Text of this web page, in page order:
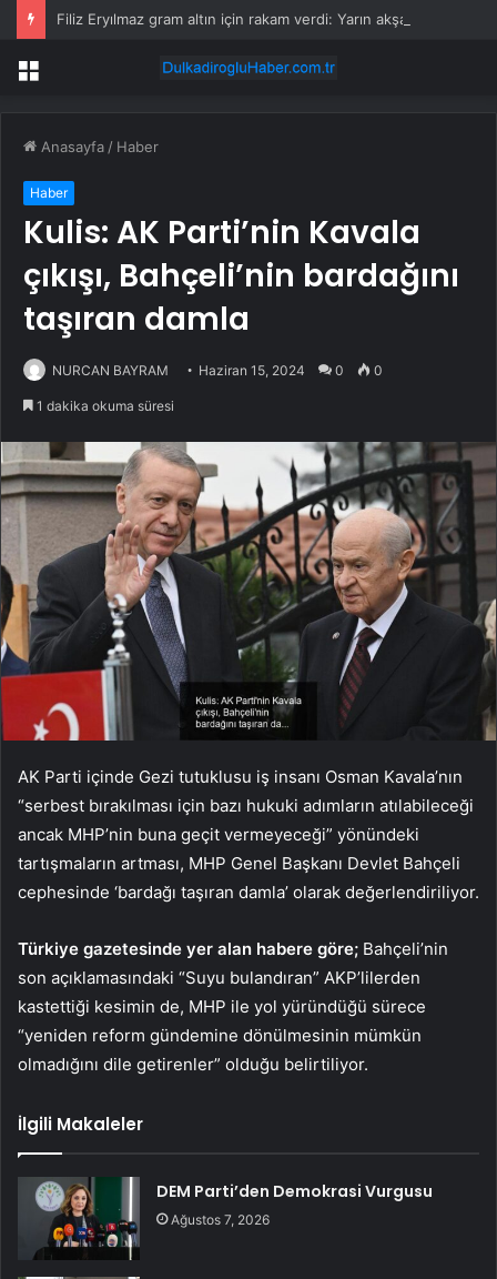
Menü
Anasayfa / Haber
Haber
Kulis: AK Parti’nin Kavala
çıkışı, Bahçeli’nin bardağını
taşıran damla
NURCAN BAYRAM Haziran 15, 2024 0 0
1 dakika okuma süresi
AK Parti içinde Gezi tutuklusu iş insanı Osman Kavala’nın
“serbest bırakılması için bazı hukuki adımların atılabileceği
ancak MHP’nin buna geçit vermeyeceği” yönündeki
tartışmaların artması, MHP Genel Başkanı Devlet Bahçeli
cephesinde ‘bardağı taşıran damla’ olarak değerlendiriliyor.
Türkiye gazetesinde yer alan habere göre; Bahçeli’nin
son açıklamasındaki “Suyu bulandıran” AKP’lilerden
kastettiği kesimin de, MHP ile yol yüründüğü sürece
“yeniden reform gündemine dönülmesinin mümkün
olmadığını dile getirenler” olduğu belirtiliyor.
İlgili Makaleler
DEM Parti’den Demokrasi Vurgusu
Ağustos 7, 2026